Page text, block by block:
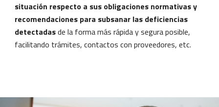
situación respecto a sus obligaciones normativas y
recomendaciones para subsanar las deficiencias
detectadasde la forma más rápida y segura posible,
facilitando trámites, contactos con proveedores, etc.